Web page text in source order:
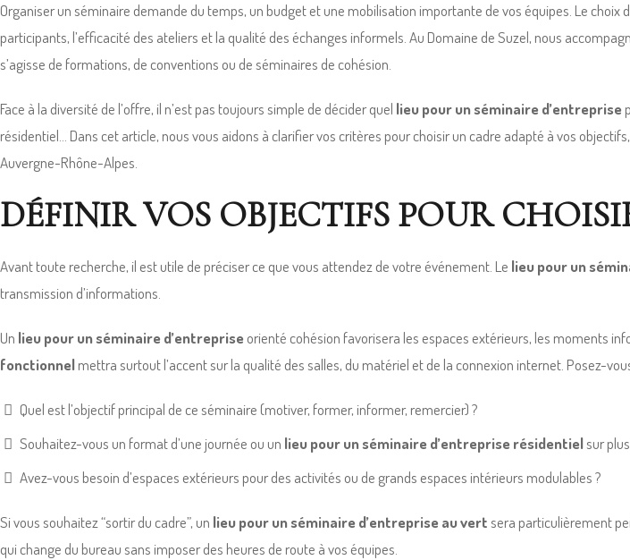
Organiser un séminaire demande du temps, un budget et une mobilisation importante de vos équipes. Le choix
participants, l’efficacité des ateliers et la qualité des échanges informels. Au Domaine de Suzel, nous
s’agisse de formations, de conventions ou de séminaires de cohésion.
Face à la diversité de l’offre, il n’est pas toujours simple de décider quel lieu pour un séminaire d’entreprise
résidentiel… Dans cet article, nous vous aidons à clarifier vos critères pour choisir un cadre adapté à vos
Auvergne-Rhône-Alpes.
DÉFINIR VOS OBJECTIFS POUR
Avant toute recherche, il est utile de préciser ce que vous attendez de votre événement. Le lieu pour un
transmission d’informations.
Un lieu pour un séminaire d’entrepriseorienté cohésion favorisera les espaces extérieurs, les moments
fonctionnelmettra surtout l’accent sur la qualité des salles, du matériel et de la connexion internet. Posez-
Quel est l’objectif principal de ce séminaire (motiver, former, informer, remercier) ?
Souhaitez-vous un format d’une journée ou un lieu pour un séminaire d’entreprise résidentielsur
Avez-vous besoin d’espaces extérieurs pour des activités ou de grands espaces intérieurs modulables ?
Si vous souhaitez “sortir du cadre”, un lieu pour un séminaire d’entreprise au vertsera particulièrement
qui change du bureau sans imposer des heures de route à vos équipes.